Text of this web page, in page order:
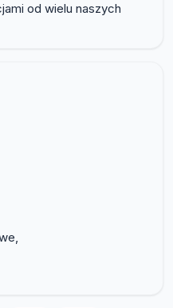
od wielu naszych